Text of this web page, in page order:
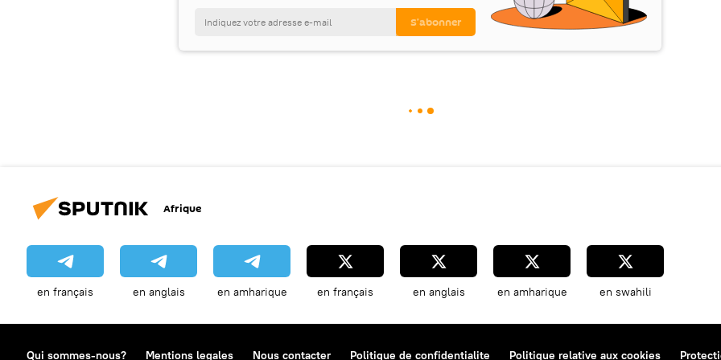
Afrique
en français en anglais en amharique en français en anglais en amharique en swahili
Qui sommes-nous? Mentions legales Nous contacter Politique de confidentialite Politique relative aux cookies